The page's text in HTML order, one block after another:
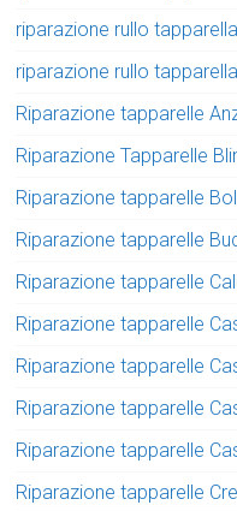
riparazione rullo
riparazione rullo
Riparazione tapparelle
Riparazione Tapparelle
Riparazione tapparelle
Riparazione tapparelle
Riparazione tapparelle
Riparazione tapparelle
Riparazione tapparelle
Riparazione tapparelle
Riparazione tapparelle
Riparazione tapparelle